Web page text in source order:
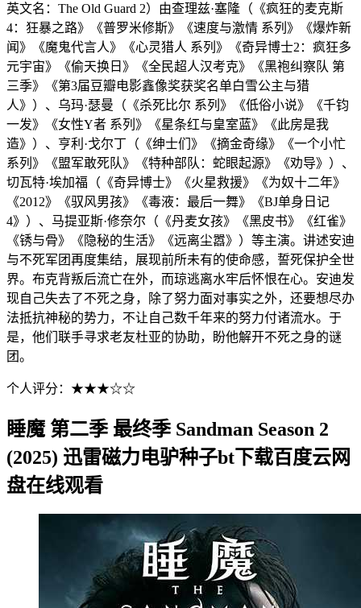
英文名：The Old Guard 2）由查理兹·塞隆（《疯狂的麦克斯
4：狂暴之路》《普罗米修斯》《速度与激情 系列》《爆炸新
闻》《魔鬼代言人》《心灵猎人 系列》《奇异博士2：疯狂多
元宇宙》《偷天换日》《全民超人汉考克》《黑袍纠察队 第
三季》《第3届豆瓣电影鑫像奖获奖名单白雪公主与猎
人》）、乌玛·瑟曼（《杀死比尔 系列》《低俗小说》《千钧
一发》《女性Y者 系列》《星条红与皇室蓝》《此房是我
造》）、亨利·戈尔丁（《绅士们》《摘金奇缘》《一个小忙
系列》《盟军敢死队》《特种部队：蛇眼起源》《劝导》）、
切瓦特·埃加福（《奇异博士》《火星救援》《为奴十二年》
《2012》《驭风男孩》《毒液：最后一舞》《BJ单身日记
4》）、马提亚斯·修奈尔（《丹麦女孩》《黑皮书》《红雀》
《锈与骨》《隐秘的生活》《远离尘嚣》）等主演。讲述安迪
与不死军团再度集结，展现前所未有的使命感，誓死保护全世
界。布克背叛后流亡在外，而琼逃离水牢后怀恨在心。安迪发
现自己失去了不死之身，除了努力面对事实之外，还要想尽办
法抵抗神秘的势力，不让自己数千年来的努力付诸流水。于
是，他们联手寻求老友杜亚的协助，盼他解开不死之身的谜
团。
个人评分：★★★☆☆
睡魔 第二季 最终季 Sandman Season 2
(2025) 迅雷磁力电驴种子bt下载百度云网
盘在线观看